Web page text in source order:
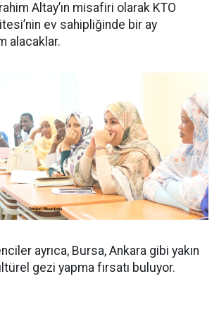
Altay’ın misafiri olarak KTO
ev sahipliğinde bir ay
alacaklar.
ayrıca, Bursa, Ankara gibi yakın
gezi yapma fırsatı buluyor.